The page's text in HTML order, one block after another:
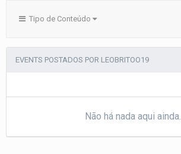
Tipo de Conteúdo
EVENTS POSTADOS POR LEOBRITOO19
Não há nada aqui ainda.